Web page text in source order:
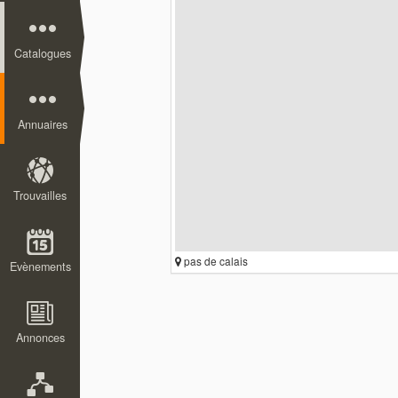
Catalogues
Annuaires
Trouvailles
Evènements
Annonces
pas de calais